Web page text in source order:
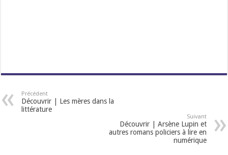
Précédent
Découvrir | Les mères dans la
littérature
Suivant
Découvrir | Arsène Lupin et
autres romans policiers à lire en
numérique